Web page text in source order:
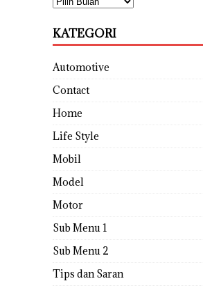
KATEGORI
Automotive
Contact
Home
Life Style
Mobil
Model
Motor
Sub Menu 1
Sub Menu 2
Tips dan Saran